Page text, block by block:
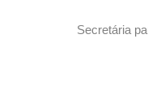
Secretária